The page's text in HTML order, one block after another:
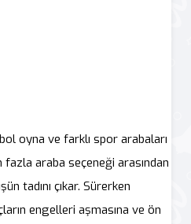
oyna ve farklı spor arabaları
araba seçeneği arasından
tadını çıkar. Sürerken
engelleri aşmasına ve ön